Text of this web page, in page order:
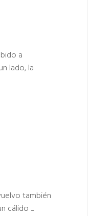
a
lado, la
también
cálido ...